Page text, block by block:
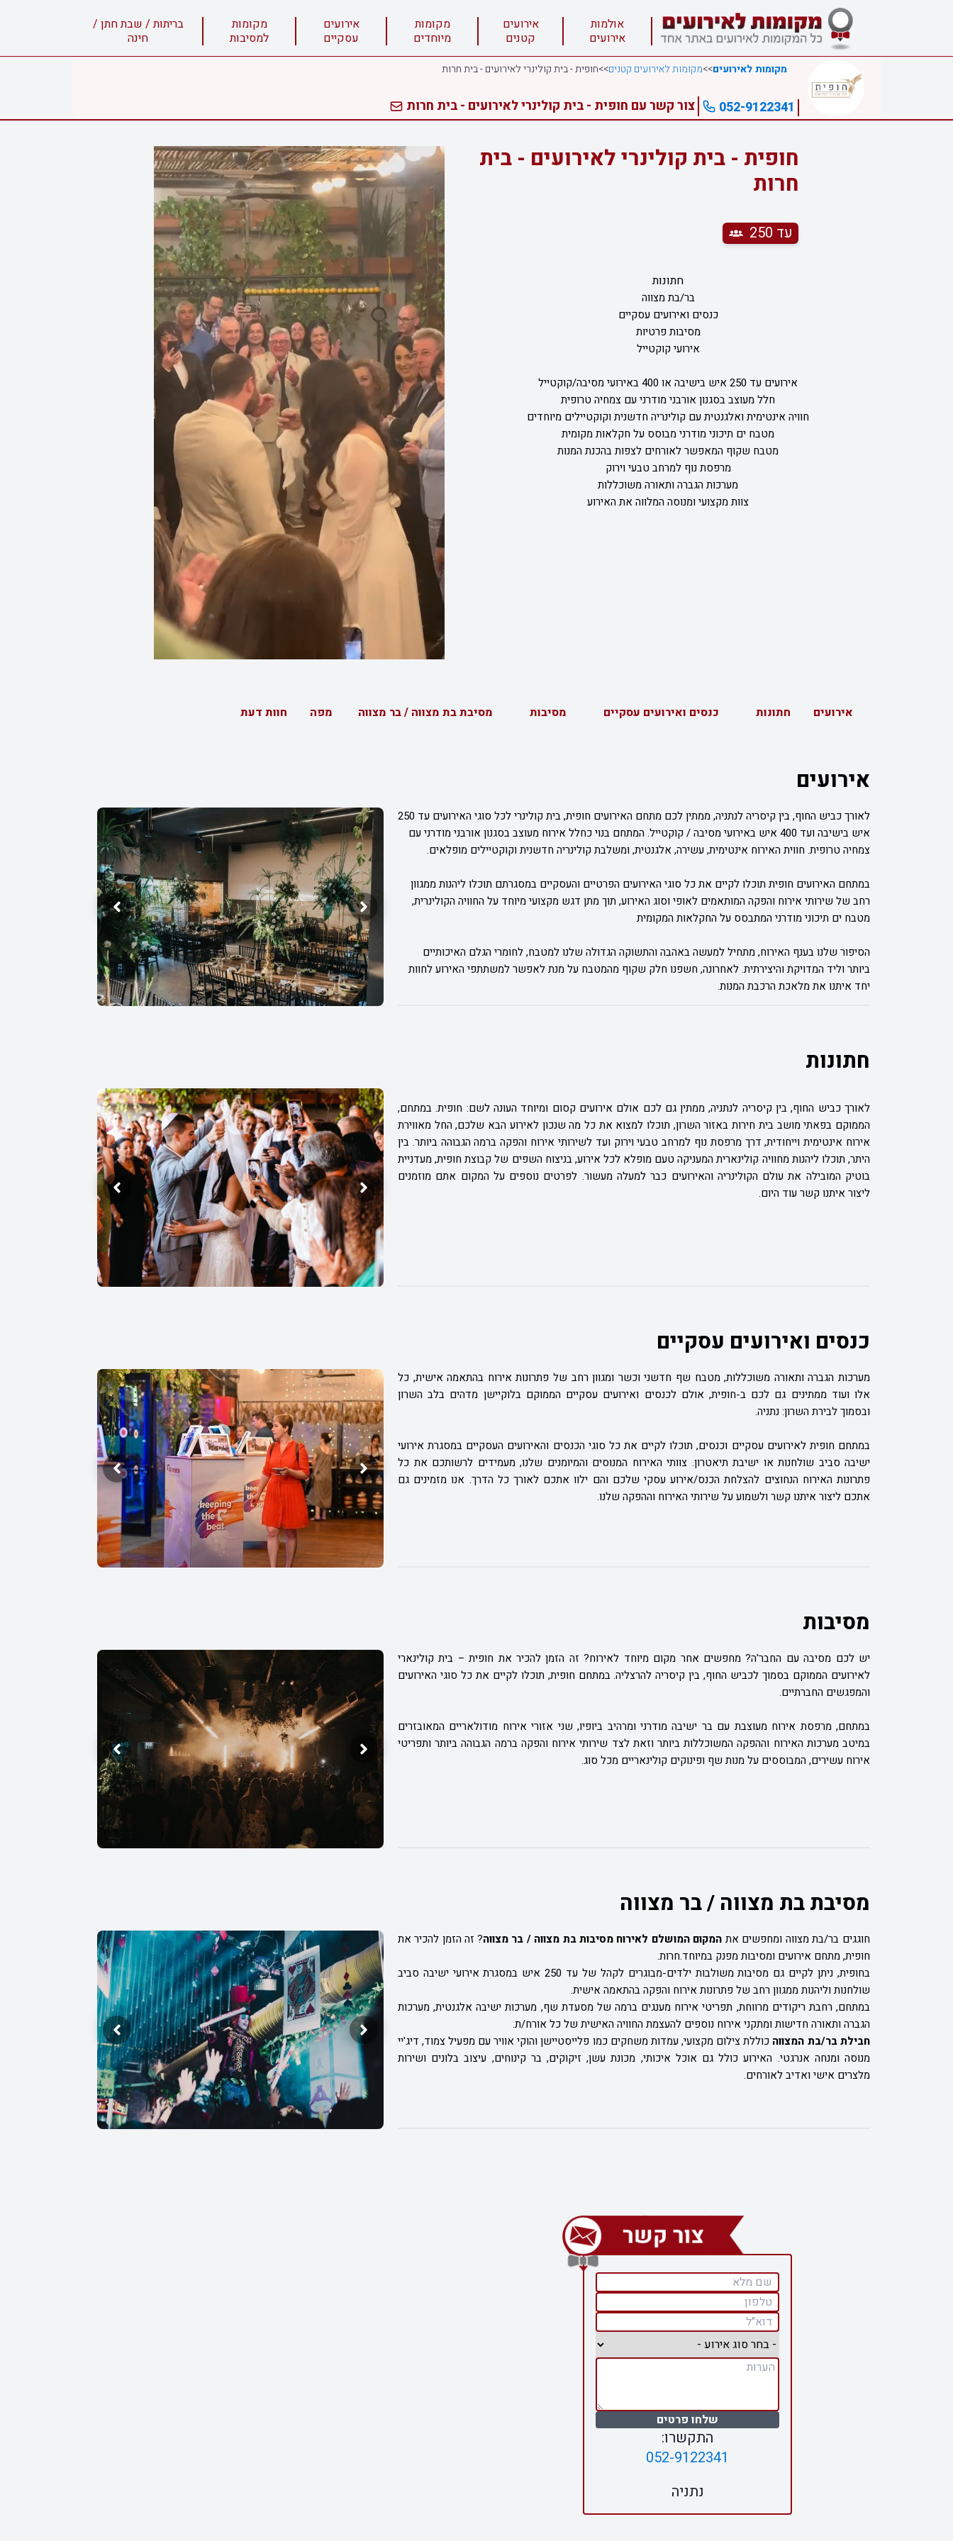
אולמות
אירועים
אירועים
קטנים
מקומות
מיוחדים
אירועים
עסקיים
מקומות
למסיבות
בריתות / שבת חתן /
חינה
מקומות לאירועים>>מקומות לאירועים קטנים>>חופית - בית קולינרי לאירועים - בית חרות
052-9122341 צור קשר עם חופית - בית קולינרי לאירועים - בית חרות
חופית - בית קולינרי לאירועים - בית
חרות
עד 250
חתונות
בר/בת מצווה
כנסים ואירועים עסקיים
מסיבות פרטיות
אירועי קוקטייל
אירועים עד 250 איש בישיבה או 400 באירועי מסיבה/קוקטייל
חלל מעוצב בסגנון אורבני מודרני עם צמחיה טרופית
חוויה אינטימית ואלגנטית עם קולינריה חדשנית וקוקטיילים מיוחדים
מטבח ים תיכוני מודרני מבוסס על חקלאות מקומית
מטבח שקוף המאפשר לאורחים לצפות בהכנת המנות
מרפסת נוף למרחב טבעי וירוק
מערכות הגברה ותאורה משוכללות
צוות מקצועי ומנוסה המלווה את האירוע
אירועים חתונות כנסים ואירועים עסקיים מסיבות מסיבת בת מצווה / בר מצווה מפה חוות דעת
אירועים
לאורך כביש החוף, בין קיסריה לנתניה, ממתין לכם מתחם האירועים חופית, בית קולינרי לכל סוגי האירועים עד 250
איש בישיבה ועד 400 איש באירועי מסיבה / קוקטייל. המתחם בנוי כחלל אירוח מעוצב בסגנון אורבני מודרני עם
צמחיה טרופית. חווית האירוח אינטימית, עשירה, אלגנטית, ומשלבת קולינריה חדשנית וקוקטיילים מופלאים.
במתחם האירועים חופית תוכלו לקיים את כל סוגי האירועים הפרטיים והעסקיים במסגרתם תוכלו ליהנות ממגוון
רחב של שירותי אירוח והפקה המותאמים לאופי וסוג האירוע, תוך מתן דגש מקצועי מיוחד על החוויה הקולינרית,
מטבח ים תיכוני מודרני המתבסס על החקלאות המקומית
הסיפור שלנו בענף האירוח, מתחיל למעשה באהבה והתשוקה הגדולה שלנו למטבח, לחומרי הגלם האיכותיים
ביותר וליד המדויקת והיצירתית. לאחרונה, חשפנו חלק שקוף מהמטבח על מנת לאפשר למשתתפי האירוע לחוות
יחד איתנו את מלאכת הרכבת המנות.
חתונות
לאורך כביש החוף, בין קיסריה לנתניה, ממתין גם לכם אולם אירועים קסום ומיוחד העונה לשם: חופית. במתחם,
הממוקם בפאתי מושב בית חירות באזור השרון, תוכלו למצוא את כל מה שנכון לאירוע הבא שלכם, החל מאווירת
אירוח אינטימית וייחודית, דרך מרפסת נוף למרחב טבעי וירוק ועד לשירותי אירוח והפקה ברמה הגבוהה ביותר. בין
היתר, תוכלו ליהנות מחוויה קולינארית המעניקה טעם מופלא לכל אירוע, בניצוח השפים של קבוצת חופית, מעדניית
בוטיק המובילה את עולם הקולינריה והאירועים כבר למעלה מעשור. לפרטים נוספים על המקום אתם מוזמנים
ליצור איתנו קשר עוד היום.
כנסים ואירועים עסקיים
מערכות הגברה ותאורה משוכללות, מטבח שף חדשני וכשר ומגוון רחב של פתרונות אירוח בהתאמה אישית, כל
אלו ועוד ממתינים גם לכם ב-חופית, אולם לכנסים ואירועים עסקיים הממוקם בלוקיישן מדהים בלב השרון
ובסמוך לבירת השרון: נתניה.
במתחם חופית לאירועים עסקיים וכנסים, תוכלו לקיים את כל סוגי הכנסים והאירועים העסקיים במסגרת אירועי
ישיבה סביב שולחנות או ישיבת תיאטרון. צוותי האירוח המנוסים והמיומנים שלנו, מעמידים לרשותכם את כל
פתרונות האירוח הנחוצים להצלחת הכנס/אירוע עסקי שלכם והם ילוו אתכם לאורך כל הדרך. אנו מזמינים גם
אתכם ליצור איתנו קשר ולשמוע על שירותי האירוח וההפקה שלנו.
מסיבות
יש לכם מסיבה עם החבר'ה? מחפשים אחר מקום מיוחד לאירוח? זה הזמן להכיר את חופית – בית קולינארי
לאירועים הממוקם בסמוך לכביש החוף, בין קיסריה להרצליה. במתחם חופית, תוכלו לקיים את כל סוגי האירועים
והמפגשים החברתיים.
במתחם, מרפסת אירוח מעוצבת עם בר ישיבה מודרני ומרהיב ביופיו, שני אזורי אירוח מודולאריים המאובזרים
במיטב מערכות האירוח וההפקה המשוכללות ביותר וזאת לצד שירותי אירוח והפקה ברמה הגבוהה ביותר ותפריטי
אירוח עשירים, המבוססים על מנות שף ופינוקים קולינאריים מכל סוג.
מסיבת בת מצווה / בר מצווה
חוגגים בר/בת מצווה ומחפשים את המקום המושלם לאירוח מסיבות בת מצווה / בר מצווה? זה הזמן להכיר את
חופית, מתחם אירועים ומסיבות מפנק במיוחד.חרות.
בחופית, ניתן לקיים גם מסיבות משולבות ילדים-מבוגרים לקהל של עד 250 איש במסגרת אירועי ישיבה סביב
שולחנות וליהנות ממגוון רחב של פתרונות אירוח והפקה בהתאמה אישית.
במתחם, רחבת ריקודים מרווחת, תפריטי אירוח מענגים ברמה של מסעדת שף, מערכות ישיבה אלגנטית, מערכות
הגברה ותאורה חדישות ומתקני אירוח נוספים להעצמת החוויה האישית של כל אורח/ת.
חבילת בר/בת המצווה כוללת צילום מקצועי, עמדות משחקים כמו פלייסטיישן והוקי אוויר עם מפעיל צמוד, דיג'יי
מנוסה ומנחה אנרגטי. האירוע כולל גם אוכל איכותי, מכונת עשן, זיקוקים, בר קינוחים, עיצוב בלונים ושירות
מלצרים אישי ואדיב לאורחים.
שלחו פרטים
התקשרו:
052-9122341
נתניה